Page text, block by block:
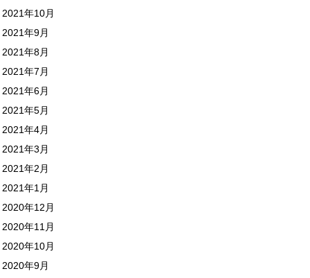
2021年10月
2021年9月
2021年8月
2021年7月
2021年6月
2021年5月
2021年4月
2021年3月
2021年2月
2021年1月
2020年12月
2020年11月
2020年10月
2020年9月